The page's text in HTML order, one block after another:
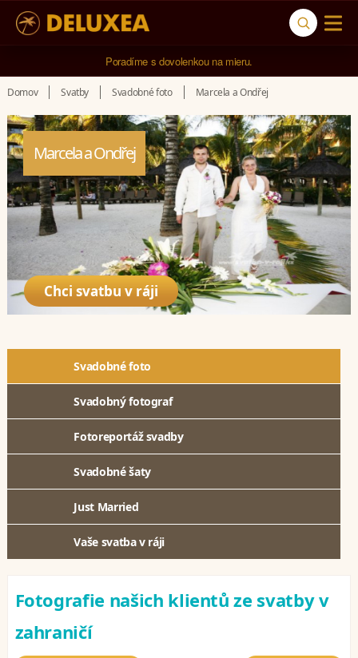
Poradíme s dovolenkou na mieru.
Domov Svatby Svadobné foto Marcela a Ondřej
Marcela a Ondřej
Chci svatbu v ráji
Svadobné foto
Svadobný fotograf
Fotoreportáž svadby
Svadobné šaty
Just Married
Vaše svatba v ráji
Fotografie našich klientů ze svatby v
zahraničí